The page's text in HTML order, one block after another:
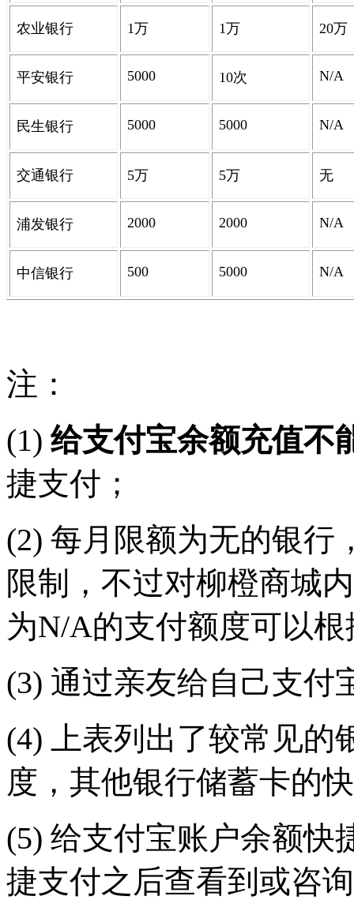
农业银行 1万 1万 20万
平安银行 5000 10次 N/A
民生银行 5000 5000 N/A
交通银行 5万 5万 无
浦发银行 2000 2000 N/A
中信银行 500 5000 N/A
注：
(1) 给支付宝余额充值不
捷支付；
(2) 每月限额为无的银行
限制，不过对柳橙商城
为N/A的支付额度可以
(3) 通过亲友给自己支付
(4) 上表列出了较常见的
度，其他银行储蓄卡的
(5) 给支付宝账户余额快
捷支付之后查看到或咨